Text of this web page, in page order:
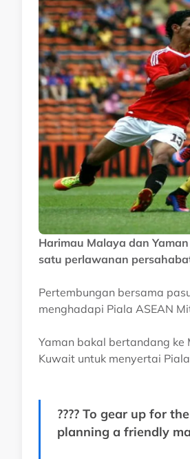
Harimau Malaya dan
satu perlawanan
Pertembungan bersama
menghadapi Piala ASEAN
Yaman bakal bertandang ke
Kuwait untuk menyertai
???? To gear up for
planning a friendly